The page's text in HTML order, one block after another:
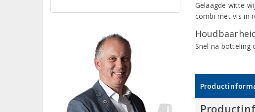
Gelaagde witte
combi met vis in
Snel na botteling